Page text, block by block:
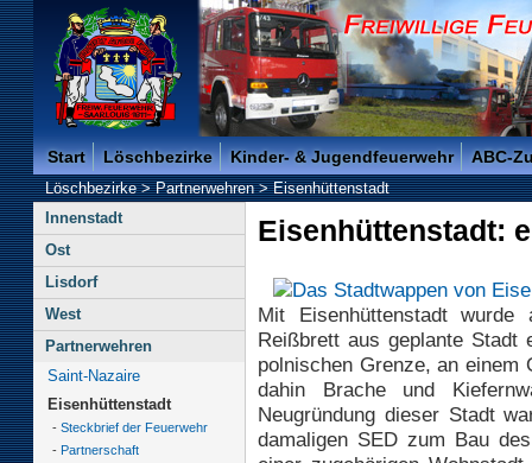
Freiwillige Feuerwehr der Kreisstadt Saarlouis -
Start Löschbezirke Kinder- & Jugendfeuerwehr ABC-
Löschbezirke>Partnerwehren>Eisenhüttenstadt
Innenstadt
Ost
Lisdorf
West
Partnerwehren
Saint-Nazaire
Eisenhüttenstadt
- Steckbrief der Feuerwehr
- Partnerschaft
Eisenhüttenstadt:
Mit Eisenhüttenstadt
Reißbrett aus geplante Stadt
polnischen Grenze, an
dahin Brache und
Neugründung dieser Stadt
damaligen SED zum Bau